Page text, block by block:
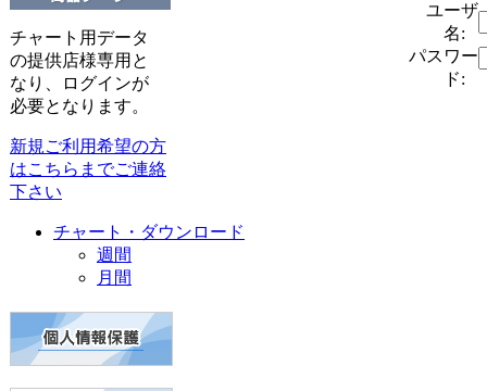
チャート用データ
の提供店様専用と
なり、ログインが
必要となります。
新規ご利用希望の方
はこちらまでご連絡
下さい
チャート・ダウンロード
週間
月間
ユーザ
名:
パスワー
ド: